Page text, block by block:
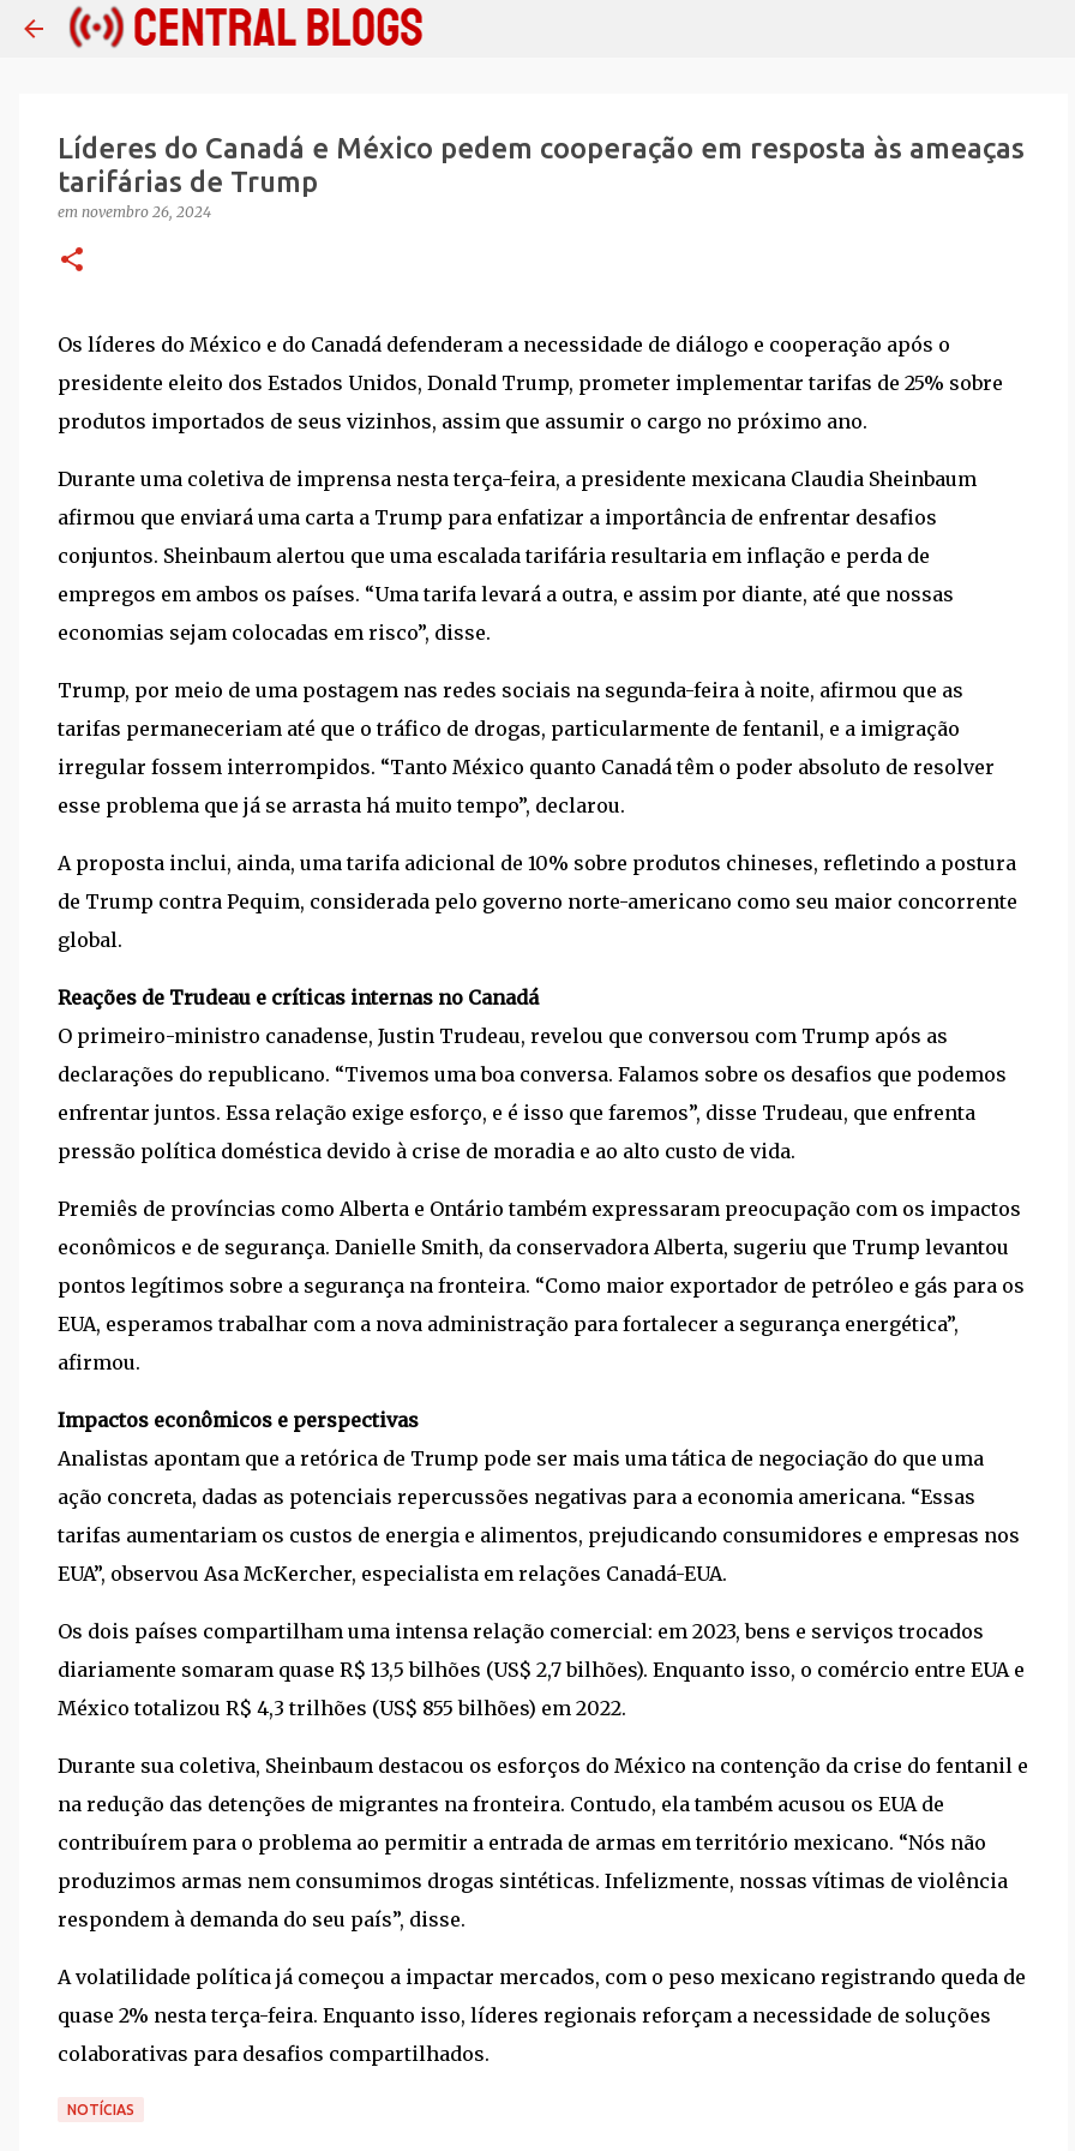
Líderes do Canadá e México pedem cooperação em resposta às ameaças
tarifárias de Trump
em novembro 26, 2024
Os líderes do México e do Canadá defenderam a necessidade de diálogo e cooperação após o
presidente eleito dos Estados Unidos, Donald Trump, prometer implementar tarifas de 25% sobre
produtos importados de seus vizinhos, assim que assumir o cargo no próximo ano.
Durante uma coletiva de imprensa nesta terça-feira, a presidente mexicana Claudia Sheinbaum
afirmou que enviará uma carta a Trump para enfatizar a importância de enfrentar desafios
conjuntos. Sheinbaum alertou que uma escalada tarifária resultaria em inflação e perda de
empregos em ambos os países. “Uma tarifa levará a outra, e assim por diante, até que nossas
economias sejam colocadas em risco”, disse.
Trump, por meio de uma postagem nas redes sociais na segunda-feira à noite, afirmou que as
tarifas permaneceriam até que o tráfico de drogas, particularmente de fentanil, e a imigração
irregular fossem interrompidos. “Tanto México quanto Canadá têm o poder absoluto de resolver
esse problema que já se arrasta há muito tempo”, declarou.
A proposta inclui, ainda, uma tarifa adicional de 10% sobre produtos chineses, refletindo a postura
de Trump contra Pequim, considerada pelo governo norte-americano como seu maior concorrente
global.
Reações de Trudeau e críticas internas no Canadá
O primeiro-ministro canadense, Justin Trudeau, revelou que conversou com Trump após as
declarações do republicano. “Tivemos uma boa conversa. Falamos sobre os desafios que podemos
enfrentar juntos. Essa relação exige esforço, e é isso que faremos”, disse Trudeau, que enfrenta
pressão política doméstica devido à crise de moradia e ao alto custo de vida.
Premiês de províncias como Alberta e Ontário também expressaram preocupação com os impactos
econômicos e de segurança. Danielle Smith, da conservadora Alberta, sugeriu que Trump levantou
pontos legítimos sobre a segurança na fronteira. “Como maior exportador de petróleo e gás para os
EUA, esperamos trabalhar com a nova administração para fortalecer a segurança energética”,
afirmou.
Impactos econômicos e perspectivas
Analistas apontam que a retórica de Trump pode ser mais uma tática de negociação do que uma
ação concreta, dadas as potenciais repercussões negativas para a economia americana. “Essas
tarifas aumentariam os custos de energia e alimentos, prejudicando consumidores e empresas nos
EUA”, observou Asa McKercher, especialista em relações Canadá-EUA.
Os dois países compartilham uma intensa relação comercial: em 2023, bens e serviços trocados
diariamente somaram quase R$ 13,5 bilhões (US$ 2,7 bilhões). Enquanto isso, o comércio entre EUA e
México totalizou R$ 4,3 trilhões (US$ 855 bilhões) em 2022.
Durante sua coletiva, Sheinbaum destacou os esforços do México na contenção da crise do fentanil e
na redução das detenções de migrantes na fronteira. Contudo, ela também acusou os EUA de
contribuírem para o problema ao permitir a entrada de armas em território mexicano. “Nós não
produzimos armas nem consumimos drogas sintéticas. Infelizmente, nossas vítimas de violência
respondem à demanda do seu país”, disse.
A volatilidade política já começou a impactar mercados, com o peso mexicano registrando queda de
quase 2% nesta terça-feira. Enquanto isso, líderes regionais reforçam a necessidade de soluções
colaborativas para desafios compartilhados.
NOTÍCIAS